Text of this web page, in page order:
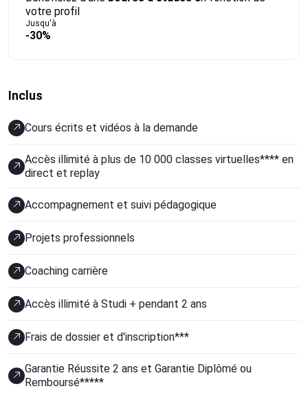
votre profil
Jusqu'à
-30%
Inclus
Cours écrits et vidéos à la demande
Accès illimité à plus de 10 000 classes virtuelles**** en
direct et replay
Accompagnement et suivi pédagogique
Projets professionnels
Coaching carrière
Accès illimité à Studi + pendant 2 ans
Frais de dossier et d'inscription***
Garantie Réussite 2 ans et Garantie Diplômé ou
Remboursé*****